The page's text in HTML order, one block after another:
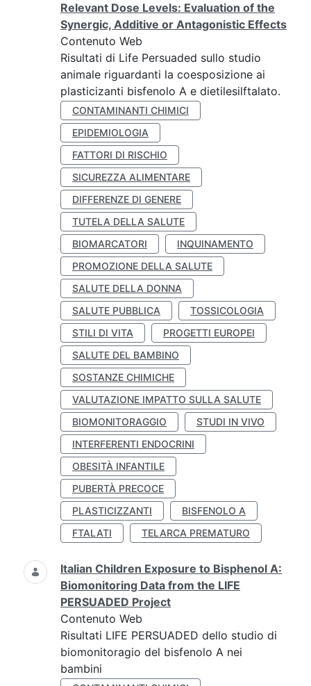
Relevant Dose Levels: Evaluation of the
Synergic, Additive or Antagonistic Effects
Contenuto Web
Risultati di Life Persuaded sullo studio
animale riguardanti la coesposizione ai
plasticizanti bisfenolo A e dietilesilftalato.
CONTAMINANTI CHIMICI
EPIDEMIOLOGIA
FATTORI DI RISCHIO
SICUREZZA ALIMENTARE
DIFFERENZE DI GENERE
TUTELA DELLA SALUTE
BIOMARCATORI
INQUINAMENTO
PROMOZIONE DELLA SALUTE
SALUTE DELLA DONNA
SALUTE PUBBLICA
TOSSICOLOGIA
STILI DI VITA
PROGETTI EUROPEI
SALUTE DEL BAMBINO
SOSTANZE CHIMICHE
VALUTAZIONE IMPATTO SULLA SALUTE
BIOMONITORAGGIO
STUDI IN VIVO
INTERFERENTI ENDOCRINI
OBESITÀ INFANTILE
PUBERTÀ PRECOCE
PLASTICIZZANTI
BISFENOLO A
FTALATI
TELARCA PREMATURO
Italian Children Exposure to Bisphenol A:
Biomonitoring Data from the LIFE
PERSUADED Project
Contenuto Web
Risultati LIFE PERSUADED dello studio di
biomonitoragio del bisfenolo A nei
bambini